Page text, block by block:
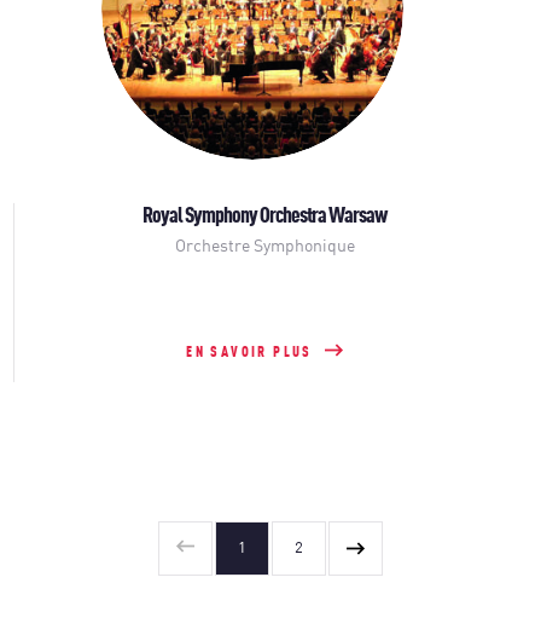
Royal Symphony Orchestra Warsaw
Orchestre Symphonique
EN SAVOIR PLUS
1 2